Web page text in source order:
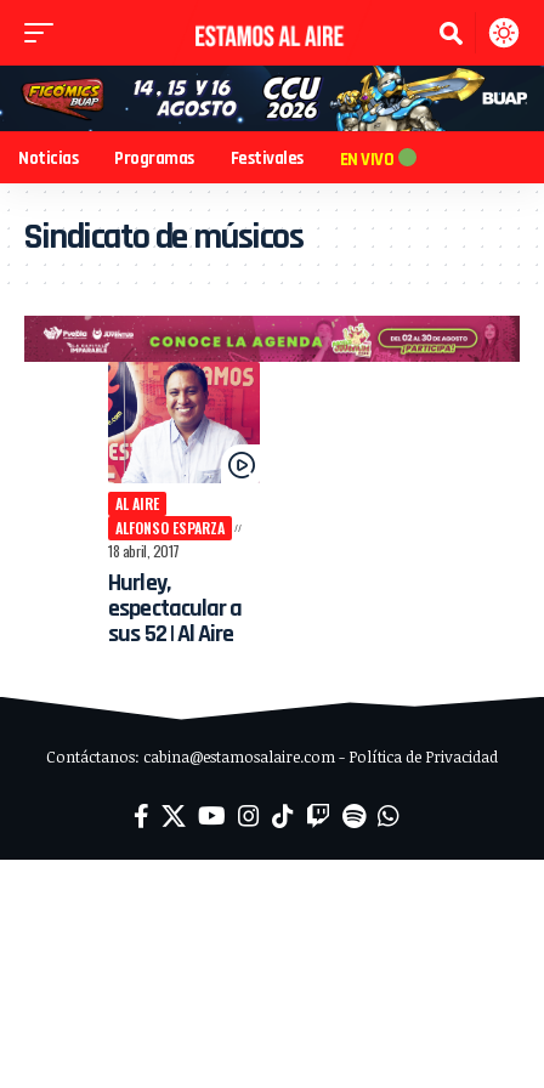
Noticias Programas Festivales EN VIVO
Sindicato de músicos
AL AIRE
ALFONSO ESPARZA
18 abril, 2017
Hurley,
espectacular a
sus 52 | Al Aire
Contáctanos: cabina@estamosalaire.com - Política de Privacidad